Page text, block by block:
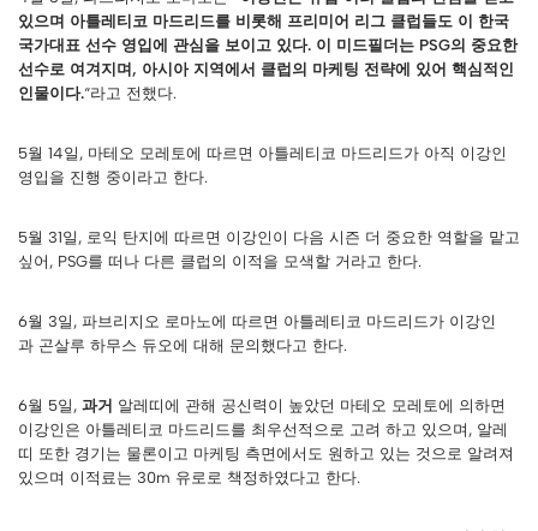
있으며 아틀레티코 마드리드를 비롯해 프리미어 리그 클럽들도 이 한국
국가대표 선수 영입에 관심을 보이고 있다. 이 미드필더는 PSG의 중요한
선수로 여겨지며, 아시아 지역에서 클럽의 마케팅 전략에 있어 핵심적인
인물이다.“라고 전했다.
5월 14일, 마테오 모레토에 따르면 아틀레티코 마드리드가 아직 이강인
영입을 진행 중이라고 한다.
5월 31일, 로익 탄지에 따르면 이강인이 다음 시즌 더 중요한 역할을 맡고
싶어, PSG를 떠나 다른 클럽의 이적을 모색할 거라고 한다.
6월 3일, 파브리지오 로마노에 따르면 아틀레티코 마드리드가 이강인
과 곤살루 하무스 듀오에 대해 문의했다고 한다.
6월 5일, 과거 알레띠에 관해 공신력이 높았던 마테오 모레토에 의하면
이강인은 아틀레티코 마드리드를 최우선적으로 고려 하고 있으며, 알레
띠 또한 경기는 물론이고 마케팅 측면에서도 원하고 있는 것으로 알려져
있으며 이적료는 30m 유로로 책정하였다고 한다.